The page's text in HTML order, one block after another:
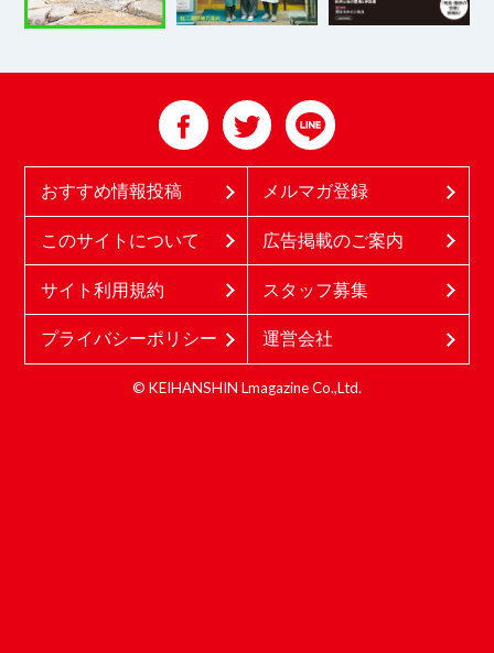
おすすめ情報投稿 メルマガ登録
このサイトについて 広告掲載のご案内
サイト利用規約 スタッフ募集
プライバシーポリシー 運営会社
© KEIHANSHIN Lmagazine Co.,Ltd.